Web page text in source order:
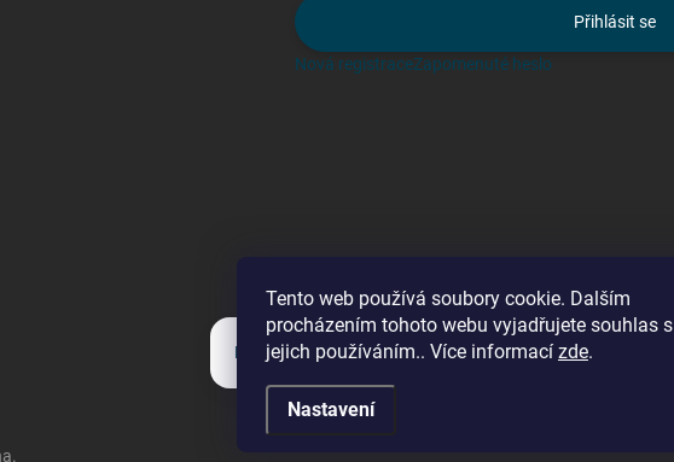
Tento web používá soubory cookie. Dalším
procházením tohoto webu vyjadřujete souhlas s
jejich používáním.. Více informací zde.
Nastavení
Přihlásit se
Nová registraceZapomenuté heslo
Kategorie